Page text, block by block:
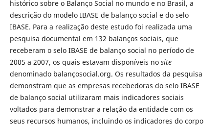
histórico sobre o Balanço Social no mundo e no Brasil, a
descrição do modelo IBASE de balanço social e do selo
IBASE. Para a realização deste estudo foi realizada uma
pesquisa documental em 132 balanços sociais, que
receberam o selo IBASE de balanço social no período de
2005 a 2007, os quais estavam disponíveis no site
denominado balançosocial.org. Os resultados da pesquisa
demonstram que as empresas recebedoras do selo IBASE
de balanço social utilizaram mais indicadores sociais
voltados para demonstrar a relação da entidade com os
seus recursos humanos, incluindo os indicadores do corpo